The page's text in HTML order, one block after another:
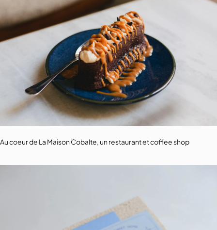
Au coeur de La Maison Cobalte, un restaurant et coffee shop